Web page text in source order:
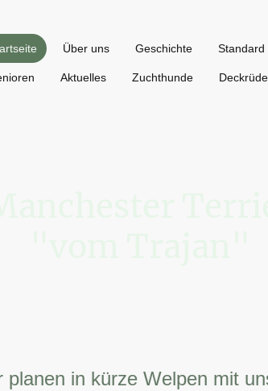
Über uns Geschichte Standard
Aktuelles Zuchthunde
in kürze Welpen mit